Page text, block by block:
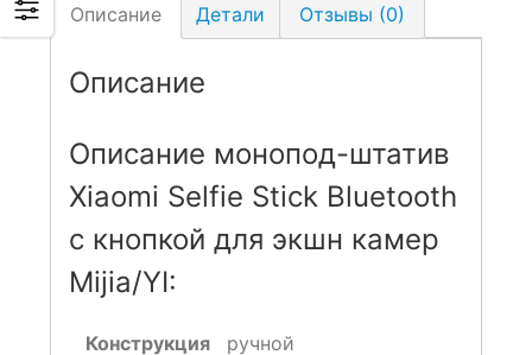
Описание Детали Отзывы (0)
Описание
Описание монопод-штатив
Xiaomi Selfie Stick Bluetooth
с кнопкой для экшн камер
Mijia/YI:
Конструкция ручной